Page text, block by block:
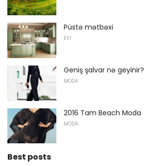
Püstə mətbəxi
EVI
Geniş şalvar nə geyinir?
MODA
2016 Tam Beach Moda
MODA
Best posts